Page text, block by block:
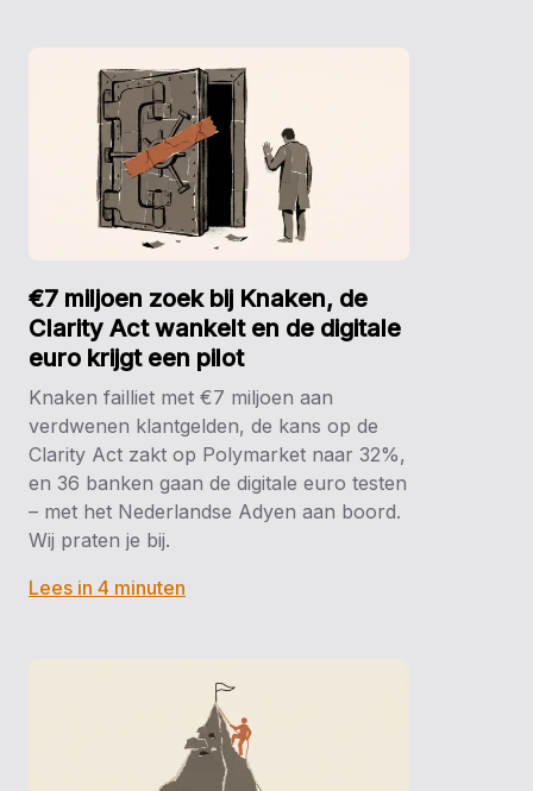
€7 miljoen zoek bij Knaken, de
Clarity Act wankelt en de digitale
euro krijgt een pilot
Knaken failliet met €7 miljoen aan
verdwenen klantgelden, de kans op de
Clarity Act zakt op Polymarket naar 32%,
en 36 banken gaan de digitale euro testen
– met het Nederlandse Adyen aan boord.
Wij praten je bij.
Lees in 4 minuten